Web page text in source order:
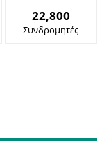
22,800
Συνδρομητές